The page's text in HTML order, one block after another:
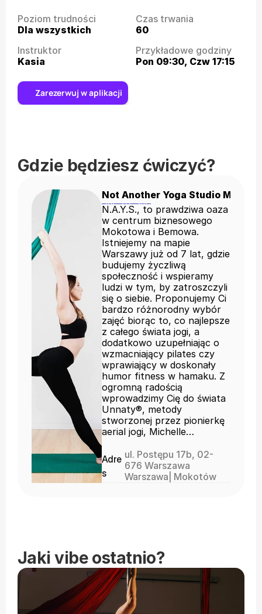
Poziom trudności
Dla wszystkich
Czas trwania
60
Instruktor
Kasia
Przykładowe godziny
Pon 09:30, Czw 17:15
Zarezerwuj w aplikacji
Gdzie będziesz ćwiczyć?
Not Another Yoga Studio
N.A.Y.S., to prawdziwa oaza
w centrum biznesowego
Mokotowa i Bemowa.
Istniejemy na mapie
Warszawy już od 7 lat, gdzie
budujemy życzliwą
społeczność i wspieramy
ludzi w tym, by zatroszczyli
się o siebie. Proponujemy Ci
bardzo różnorodny wybór
zajęć biorąc to, co najlepsze
z całego świata jogi, a
dodatkowo uzupełniając o
wzmacniający pilates czy
wprawiający w doskonały
humor fitness w hamaku. Z
ogromną radością
wprowadzimy Cię do świata
Unnaty®, metody
stworzonej przez pionierkę
aerial jogi, Michelle
na trening, herbatę, chwilę
oddechu, medytacji, czy po
prostu się przywitać!
Adre
s
ul. Postępu 17b, 02-
676 Warszawa
Warszawa Mokotów
Jaki vibe ostatnio?